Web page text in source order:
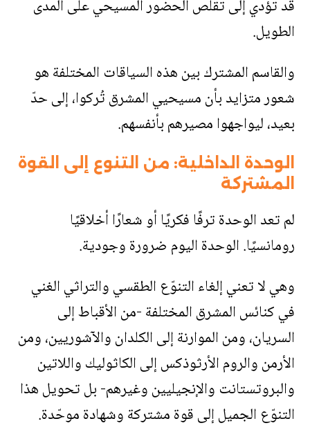
قد تؤدي إلى تقلّص الحضور المسيحي على المدى
الطويل.
والقاسم المشترك بين هذه السياقات المختلفة هو
شعور متزايد بأن مسيحيي المشرق تُركوا، إلى حدّ
بعيد، ليواجهوا مصيرهم بأنفسهم.
الوحدة الداخلية: من التنوع إلى القوة
المشتركة
لم تعد الوحدة ترفًا فكريًا أو شعارًا أخلاقيًا
رومانسيًا. الوحدة اليوم ضرورة وجودية.
وهي لا تعني إلغاء التنوّع الطقسي والتراثي الغني
في كنائس المشرق المختلفة -من الأقباط إلى
السريان، ومن الموارنة إلى الكلدان والآشوريين، ومن
الأرمن والروم الأرثوذكس إلى الكاثوليك واللاتين
والبروتستانت والإنجيليين وغيرهم- بل تحويل هذا
التنوّع الجميل إلى قوة مشتركة وشهادة موحّدة.